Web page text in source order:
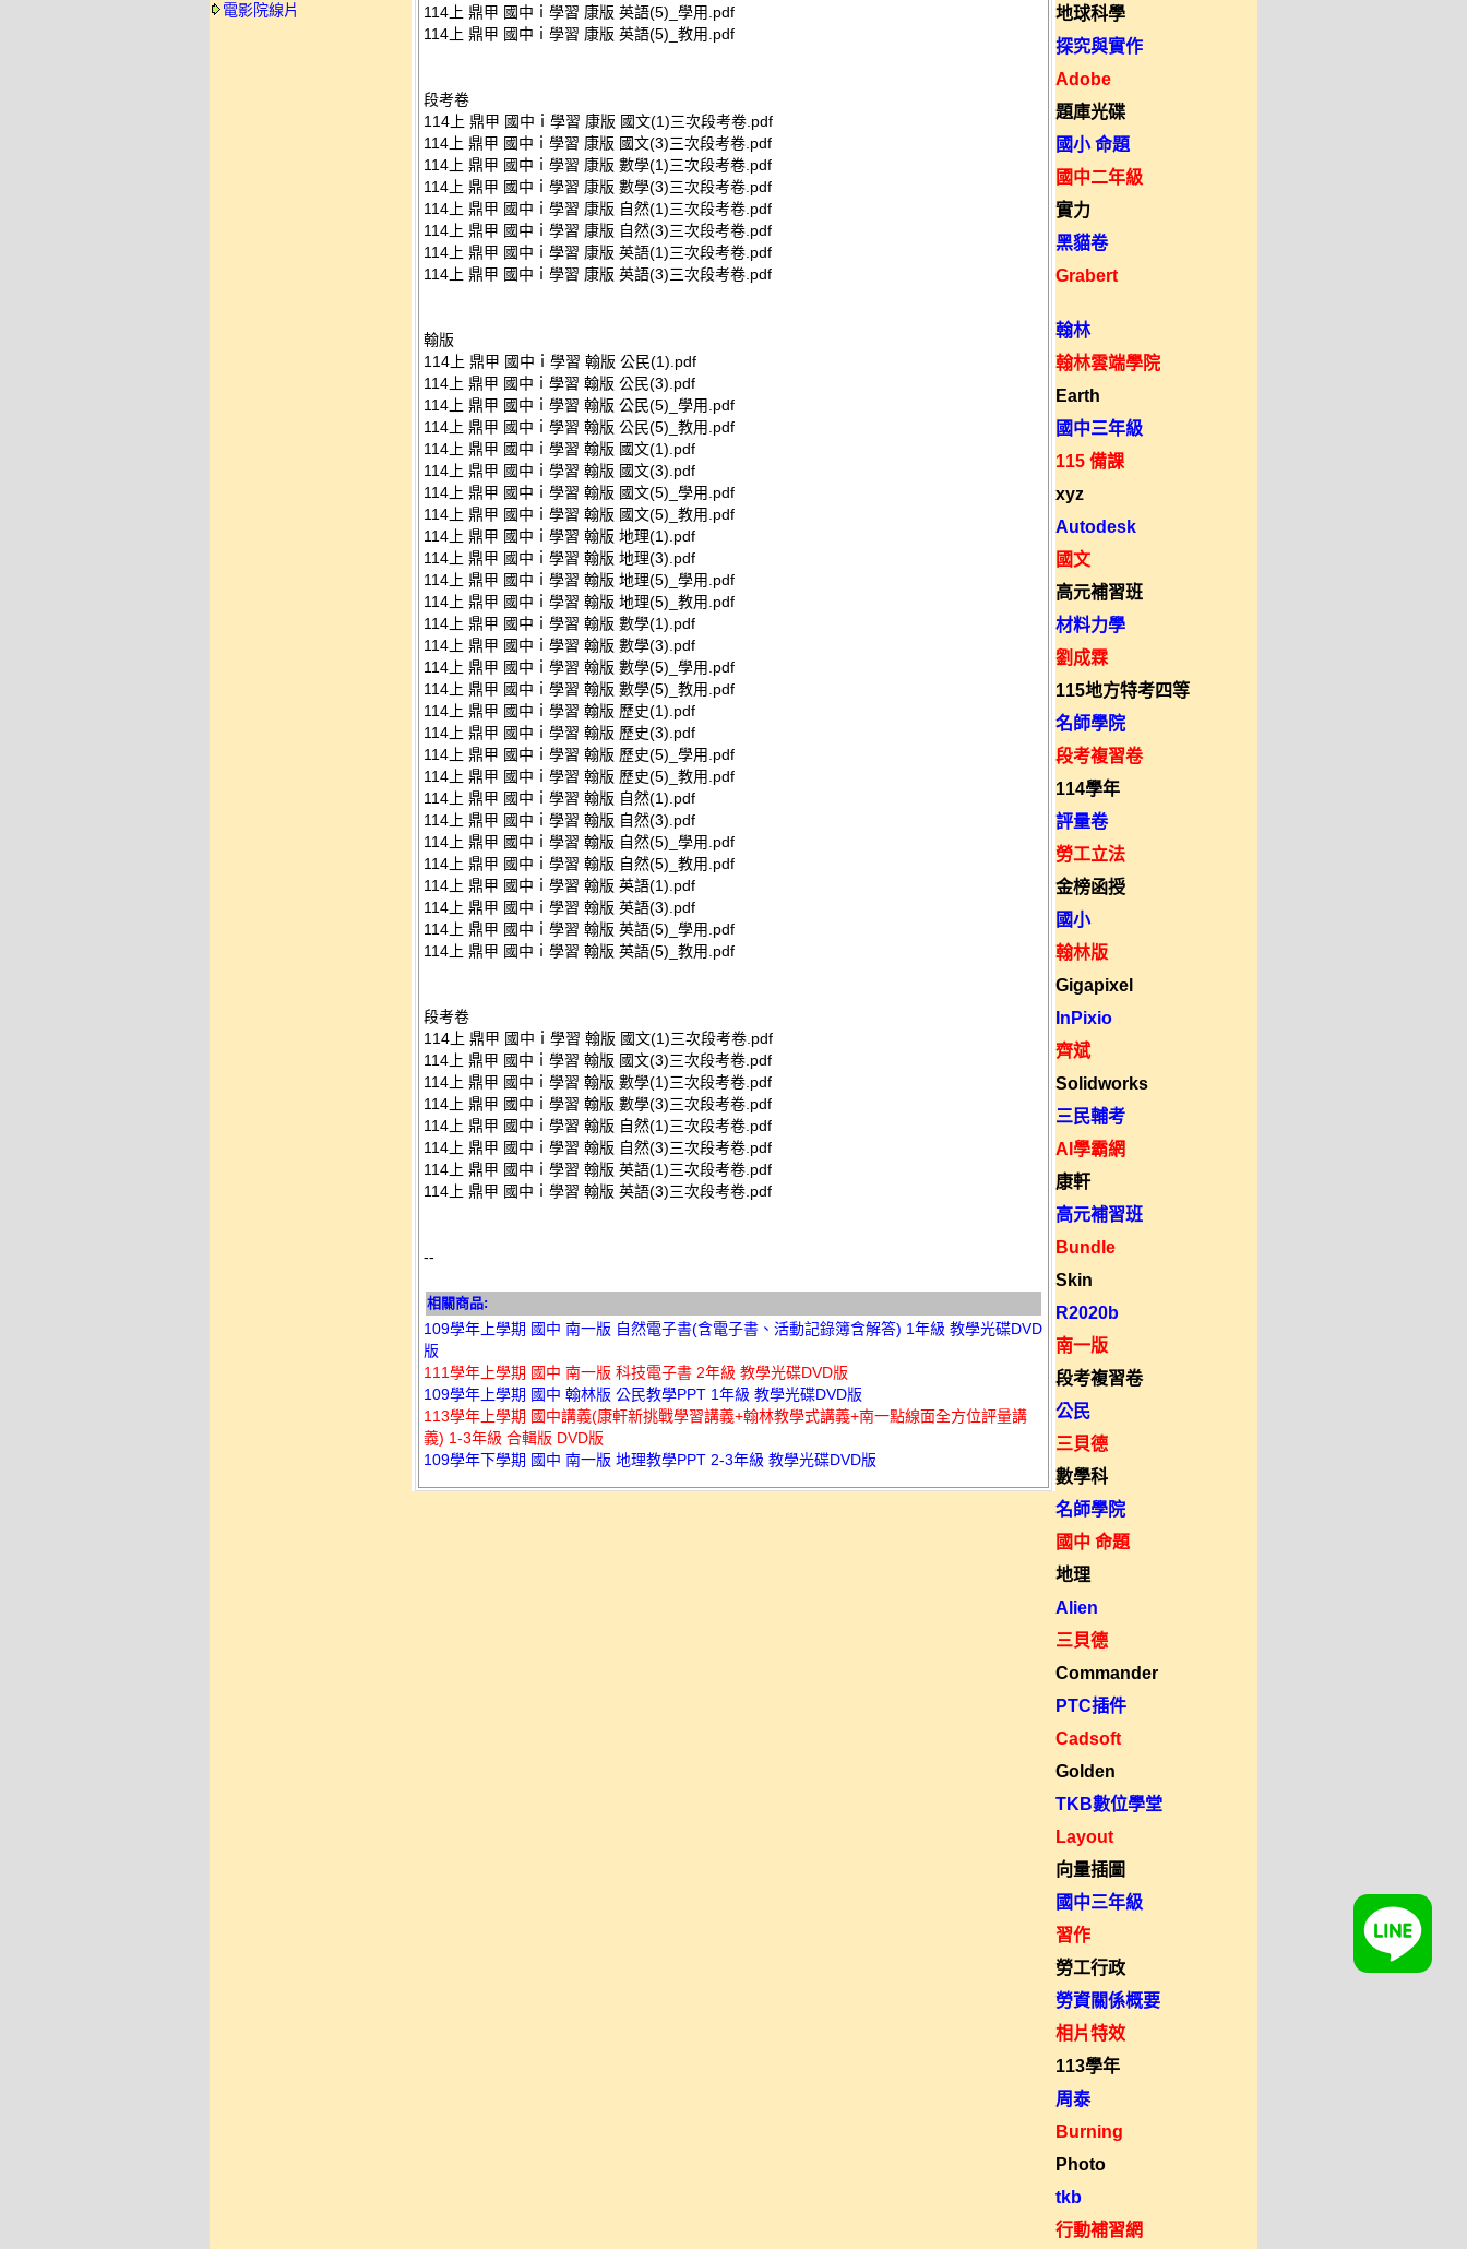
電影院線片
114上 鼎甲 國中ｉ學習 康版 英語(5)_學用.pdf
114上 鼎甲 國中ｉ學習 康版 英語(5)_教用.pdf
段考卷
114上 鼎甲 國中ｉ學習 康版 國文(1)三次段考卷.pdf
114上 鼎甲 國中ｉ學習 康版 國文(3)三次段考卷.pdf
114上 鼎甲 國中ｉ學習 康版 數學(1)三次段考卷.pdf
114上 鼎甲 國中ｉ學習 康版 數學(3)三次段考卷.pdf
114上 鼎甲 國中ｉ學習 康版 自然(1)三次段考卷.pdf
114上 鼎甲 國中ｉ學習 康版 自然(3)三次段考卷.pdf
114上 鼎甲 國中ｉ學習 康版 英語(1)三次段考卷.pdf
114上 鼎甲 國中ｉ學習 康版 英語(3)三次段考卷.pdf
翰版
114上 鼎甲 國中ｉ學習 翰版 公民(1).pdf
114上 鼎甲 國中ｉ學習 翰版 公民(3).pdf
114上 鼎甲 國中ｉ學習 翰版 公民(5)_學用.pdf
114上 鼎甲 國中ｉ學習 翰版 公民(5)_教用.pdf
114上 鼎甲 國中ｉ學習 翰版 國文(1).pdf
114上 鼎甲 國中ｉ學習 翰版 國文(3).pdf
114上 鼎甲 國中ｉ學習 翰版 國文(5)_學用.pdf
114上 鼎甲 國中ｉ學習 翰版 國文(5)_教用.pdf
114上 鼎甲 國中ｉ學習 翰版 地理(1).pdf
114上 鼎甲 國中ｉ學習 翰版 地理(3).pdf
114上 鼎甲 國中ｉ學習 翰版 地理(5)_學用.pdf
114上 鼎甲 國中ｉ學習 翰版 地理(5)_教用.pdf
114上 鼎甲 國中ｉ學習 翰版 數學(1).pdf
114上 鼎甲 國中ｉ學習 翰版 數學(3).pdf
114上 鼎甲 國中ｉ學習 翰版 數學(5)_學用.pdf
114上 鼎甲 國中ｉ學習 翰版 數學(5)_教用.pdf
114上 鼎甲 國中ｉ學習 翰版 歷史(1).pdf
114上 鼎甲 國中ｉ學習 翰版 歷史(3).pdf
114上 鼎甲 國中ｉ學習 翰版 歷史(5)_學用.pdf
114上 鼎甲 國中ｉ學習 翰版 歷史(5)_教用.pdf
114上 鼎甲 國中ｉ學習 翰版 自然(1).pdf
114上 鼎甲 國中ｉ學習 翰版 自然(3).pdf
114上 鼎甲 國中ｉ學習 翰版 自然(5)_學用.pdf
114上 鼎甲 國中ｉ學習 翰版 自然(5)_教用.pdf
114上 鼎甲 國中ｉ學習 翰版 英語(1).pdf
114上 鼎甲 國中ｉ學習 翰版 英語(3).pdf
114上 鼎甲 國中ｉ學習 翰版 英語(5)_學用.pdf
114上 鼎甲 國中ｉ學習 翰版 英語(5)_教用.pdf
段考卷
114上 鼎甲 國中ｉ學習 翰版 國文(1)三次段考卷.pdf
114上 鼎甲 國中ｉ學習 翰版 國文(3)三次段考卷.pdf
114上 鼎甲 國中ｉ學習 翰版 數學(1)三次段考卷.pdf
114上 鼎甲 國中ｉ學習 翰版 數學(3)三次段考卷.pdf
114上 鼎甲 國中ｉ學習 翰版 自然(1)三次段考卷.pdf
114上 鼎甲 國中ｉ學習 翰版 自然(3)三次段考卷.pdf
114上 鼎甲 國中ｉ學習 翰版 英語(1)三次段考卷.pdf
114上 鼎甲 國中ｉ學習 翰版 英語(3)三次段考卷.pdf
--
相關商品:
109學年上學期 國中 南一版 自然電子書(含電子書、活動記錄簿含解答) 1年級 教學光碟DVD
版
111學年上學期 國中 南一版 科技電子書 2年級 教學光碟DVD版
109學年上學期 國中 翰林版 公民教學PPT 1年級 教學光碟DVD版
113學年上學期 國中講義(康軒新挑戰學習講義+翰林教學式講義+南一點線面全方位評量講
義) 1-3年級 合輯版 DVD版
109學年下學期 國中 南一版 地理教學PPT 2-3年級 教學光碟DVD版
地球科學
探究與實作
Adobe
題庫光碟
國小 命題
國中二年級
實力
黑貓卷
Grabert
翰林
翰林雲端學院
Earth
國中三年級
115 備課
xyz
Autodesk
國文
高元補習班
材料力學
劉成霖
115地方特考四等
名師學院
段考複習卷
114學年
評量卷
勞工立法
金榜函授
國小
翰林版
Gigapixel
InPixio
齊斌
Solidworks
三民輔考
AI學霸網
康軒
高元補習班
Bundle
Skin
R2020b
南一版
段考複習卷
公民
三貝德
數學科
名師學院
國中 命題
地理
Alien
三貝德
Commander
PTC插件
Cadsoft
Golden
TKB數位學堂
Layout
向量插圖
國中三年級
習作
勞工行政
勞資關係概要
相片特效
113學年
周泰
Burning
Photo
tkb
行動補習網